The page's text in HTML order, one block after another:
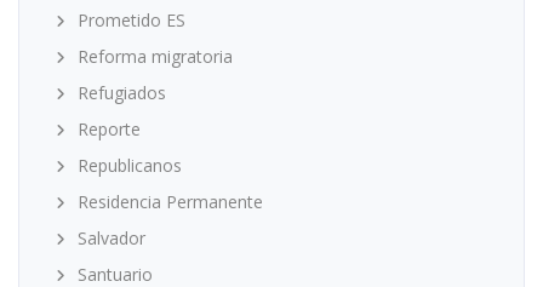
Prometido ES
Reforma migratoria
Refugiados
Reporte
Republicanos
Residencia Permanente
Salvador
Santuario